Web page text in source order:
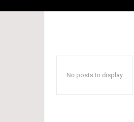
No posts to display